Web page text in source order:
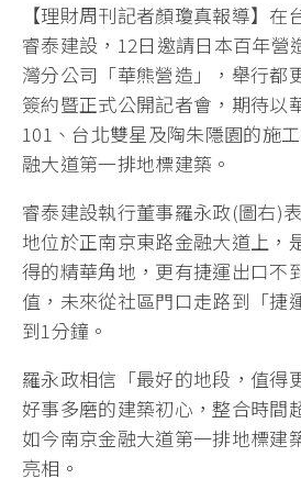
【理財周刊記者顏瓊真報導】在
睿泰建設，12日邀請日本百年營
灣分公司「華熊營造」，舉行都
簽約暨正式公開記者會，期待以
101、台北雙星及陶朱隱園的施
融大道第一排地標建築。
睿泰建設執行董事羅永政(圖右)
地位於正南京東路金融大道上，
得的精華角地，更有捷運出口不
值，未來從社區門口走路到「捷
到1分鐘。
羅永政相信「最好的地段，值得
好事多磨的建築初心，整合時間
如今南京金融大道第一排地標建
亮相。